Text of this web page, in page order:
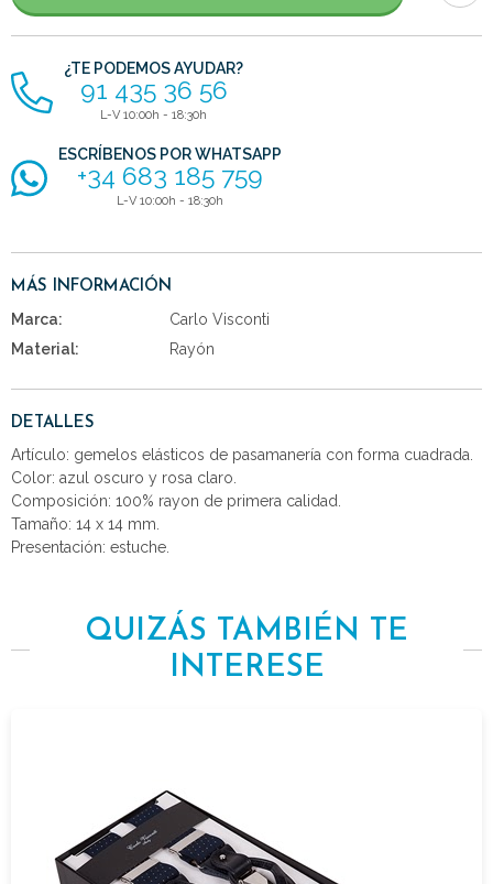
¿TE PODEMOS AYUDAR?
91 435 36 56
L-V 10:00h - 18:30h
ESCRÍBENOS POR WHATSAPP
+34 683 185 759
L-V 10:00h - 18:30h
MÁS INFORMACIÓN
Marca:
Carlo Visconti
Material:
Rayón
DETALLES
Artículo: gemelos elásticos de pasamanería con forma cuadrada.
Color: azul oscuro y rosa claro.
Composición: 100% rayon de primera calidad.
Tamaño: 14 x 14 mm.
Presentación: estuche.
QUIZÁS TAMBIÉN TE
INTERESE